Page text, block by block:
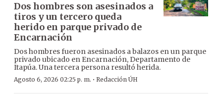
Dos hombres son asesinados a
tiros y un tercero queda
herido en parque privado de
Encarnación
Dos hombres fueron asesinados a balazos en un parque
privado ubicado en Encarnación, Departamento de
Itapúa. Una tercera persona resultó herida.
Agosto 6, 2026 02:25 p. m. · Redacción ÚH